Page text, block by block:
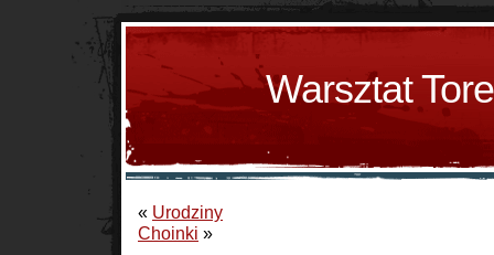
Warsztat
« Urodziny
Choinki »